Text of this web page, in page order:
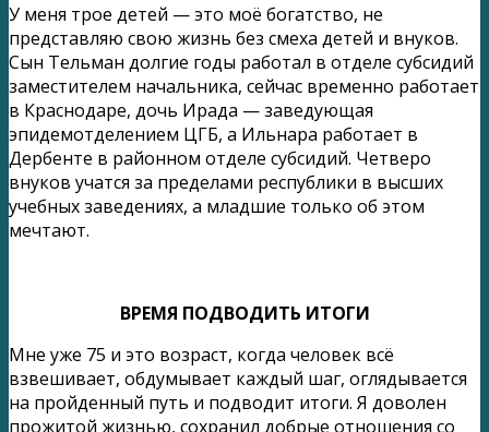
У меня трое детей — это моё богатство, не
представляю свою жизнь без смеха детей и внуков.
Сын Тельман долгие годы работал в отделе субсидий
заместителем начальника, сейчас временно работает
в Краснодаре, дочь Ирада — заведующая
эпидемотделением ЦГБ, а Ильнара работает в
Дербенте в районном отделе субсидий. Четверо
внуков учатся за пределами республики в высших
учебных заведениях, а младшие только об этом
мечтают.
ВРЕМЯ ПОДВОДИТЬ ИТОГИ
Мне уже 75 и это возраст, когда человек всё
взвешивает, обдумывает каждый шаг, оглядывается
на пройденный путь и подводит итоги. Я доволен
прожитой жизнью, сохранил добрые отношения со